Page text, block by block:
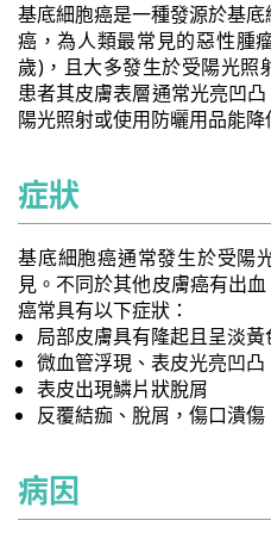
基底細胞癌是一種發源於基
癌，為人類最常見的惡性腫
歲)，且大多發生於受陽光照
患者其皮膚表層通常光亮凹
陽光照射或使用防曬用品能降
症狀
基底細胞癌通常發生於受陽
見。不同於其他皮膚癌有出
癌常具有以下症狀：
局部皮膚具有隆起且呈淡
微血管浮現、表皮光亮凹凸
表皮出現鱗片狀脫屑
反覆結痂、脫屑，傷口潰傷
病因